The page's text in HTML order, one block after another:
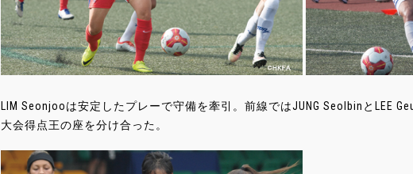
LIM Seonjooは安定したプレーで守備を牽引。前線ではJUNG SeolbinとLEE
大会得点王の座を分け合った。